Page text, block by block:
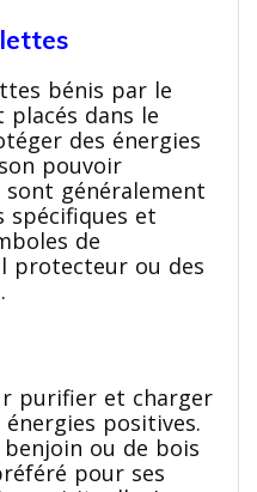
bénis par le
dans le
des énergies
pouvoir
sont généralement
spécifiques et
de
protecteur ou des
purifier et charger
positives.
benjoin ou de bois
pour ses